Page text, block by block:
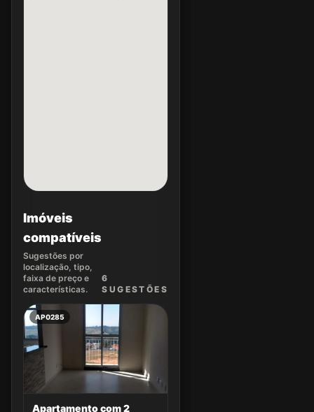
Imóveis
compatíveis
Sugestões por
localização, tipo,
faixa de preço e
características.
6
SUGEST ÕES
AP0285
Apartamento com 2